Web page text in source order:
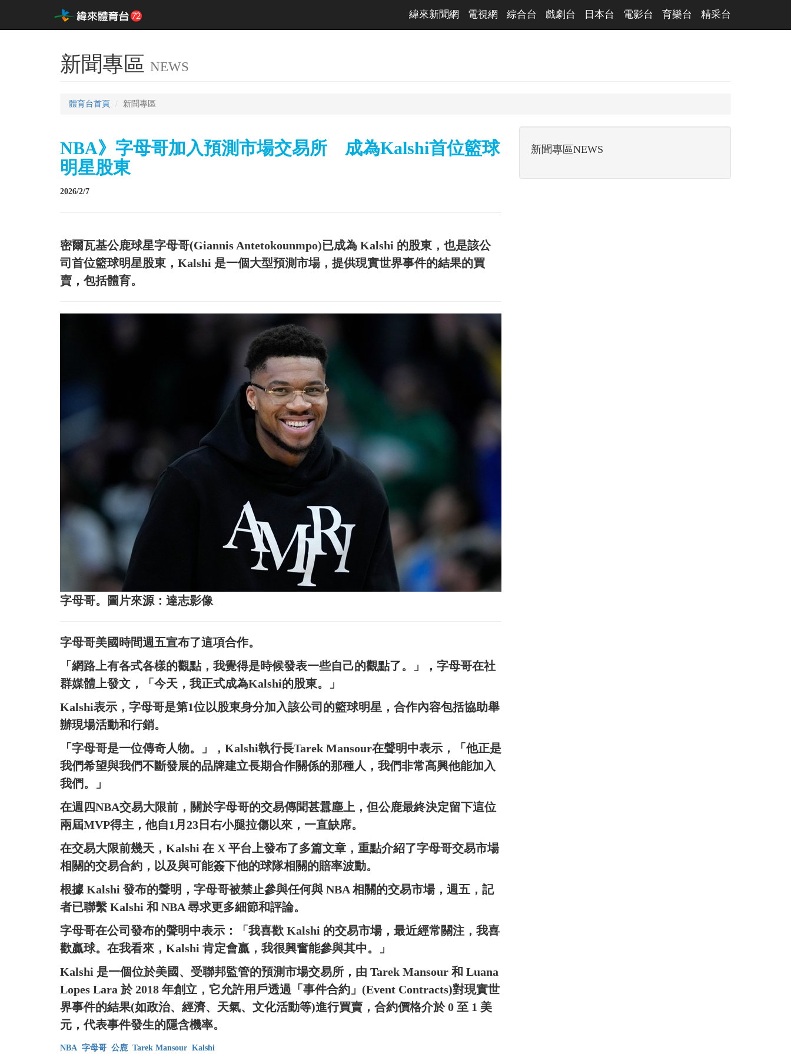
緯來新聞網 電視網 綜合台 戲劇台 日本台 電影台 育樂台 精采台
新聞專區 NEWS
體育台首頁 新聞專區
NBA》字母哥加入預測市場交易所 成為Kalshi首位籃球
明星股東
2026/2/7
密爾瓦基公鹿球星字母哥(Giannis Antetokounmpo)已成為 Kalshi 的股東，也是該公
司首位籃球明星股東，Kalshi 是一個大型預測市場，提供現實世界事件的結果的買
賣，包括體育。
字母哥。圖片來源：達志影像
字母哥美國時間週五宣布了這項合作。
「網路上有各式各樣的觀點，我覺得是時候發表一些自己的觀點了。」，字母哥在社
群媒體上發文，「今天，我正式成為Kalshi的股東。」
Kalshi表示，字母哥是第1位以股東身分加入該公司的籃球明星，合作內容包括協助舉
辦現場活動和行銷。
「字母哥是一位傳奇人物。」，Kalshi執行長Tarek Mansour在聲明中表示，「他正是
我們希望與我們不斷發展的品牌建立長期合作關係的那種人，我們非常高興他能加入
我們。」
在週四NBA交易大限前，關於字母哥的交易傳聞甚囂塵上，但公鹿最終決定留下這位
兩屆MVP得主，他自1月23日右小腿拉傷以來，一直缺席。
在交易大限前幾天，Kalshi 在 X 平台上發布了多篇文章，重點介紹了字母哥交易市場
相關的交易合約，以及與可能簽下他的球隊相關的賠率波動。
根據 Kalshi 發布的聲明，字母哥被禁止參與任何與 NBA 相關的交易市場，週五，記
者已聯繫 Kalshi 和 NBA 尋求更多細節和評論。
字母哥在公司發布的聲明中表示：「我喜歡 Kalshi 的交易市場，最近經常關注，我喜
歡贏球。在我看來，Kalshi 肯定會贏，我很興奮能參與其中。」
Kalshi 是一個位於美國、受聯邦監管的預測市場交易所，由 Tarek Mansour 和 Luana
Lopes Lara 於 2018 年創立，它允許用戶透過「事件合約」(Event Contracts)對現實世
界事件的結果(如政治、經濟、天氣、文化活動等)進行買賣，合約價格介於 0 至 1 美
元，代表事件發生的隱含機率。
NBA 字母哥 公鹿 Tarek Mansour Kalshi
新聞專區NEWS